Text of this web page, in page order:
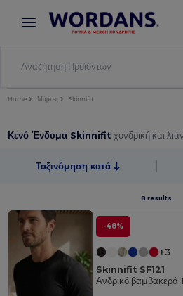
× Εφαρμογή Wordans
Καλύτερες τιμές στην εφαρμογή!
Home Μάρκες Skinnifit
Κενό Ένδυμα Skinnifitχονδρική και
Ταξινόμηση κατά
8 results.
-48%
+3
Skinnifit SF121
Ανδρικό βαμβακερό